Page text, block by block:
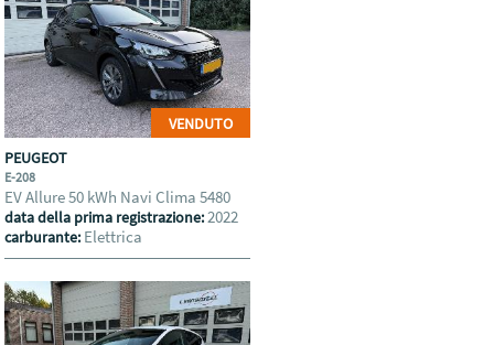
VENDUTO
PEUGEOT
E-208
EV Allure 50 kWh Navi Clima 5480
data della prima registrazione:2022
carburante: Elettrica